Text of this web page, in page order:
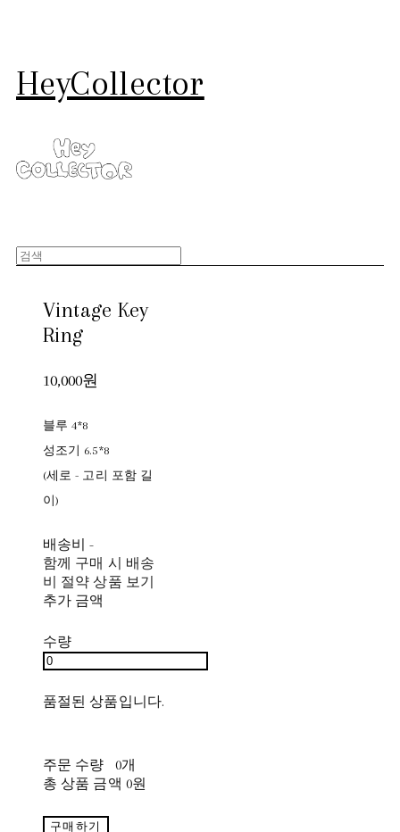
HeyCollector
Vintage Key
Ring
10,000원
블루 4*8
성조기 6.5*8
(세로 - 고리 포함 길
이)
배송비-
함께 구매 시 배송
비 절약 상품 보기
추가 금액
수량
품절된 상품입니다.
주문 수량
0개
총 상품 금액 0원
구매하기